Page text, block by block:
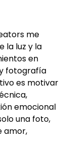
me
la luz y la
en
fotografía
es motivar
emocional
una foto,
amor,